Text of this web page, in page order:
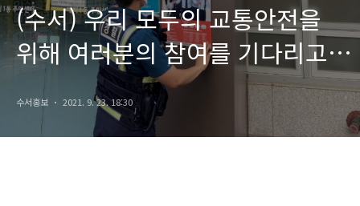
(수서) 우리 모두의 교통안전을
위해 여러분의 참여를 기다리고
있습니다.
수서홍보 2021. 9. 23. 18:30